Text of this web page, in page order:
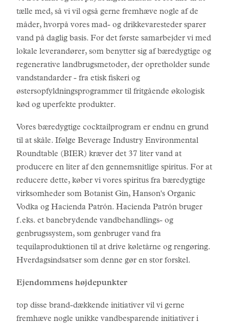
tælle med, så vi vil også gerne fremhæve nogle af de
måder, hvorpå vores mad- og drikkevaresteder sparer
vand på daglig basis. For det første samarbejder vi med
lokale leverandører, som benytter sig af bæredygtige og
regenerative landbrugsmetoder, der opretholder sunde
vandstandarder - fra etisk fiskeri og
østersopfyldningsprogrammer til fritgående økologisk
kød og uperfekte produkter.
Vores bæredygtige cocktailprogram er endnu en grund
til at skåle. Ifølge Beverage Industry Environmental
Roundtable (BIER) kræver det 37 liter vand at
producere en liter af den gennemsnitlige spiritus. For at
reducere dette, køber vi vores spiritus fra bæredygtige
virksomheder som Botanist Gin, Hanson's Organic
Vodka og Hacienda Patrón. Hacienda Patrón bruger
f.eks. et banebrydende vandbehandlings- og
genbrugssystem, som genbruger vand fra
tequilaproduktionen til at drive køletårne og rengøring.
Hverdagsindsatser som denne gør en stor forskel.
Ejendommens højdepunkter
top disse brand-dækkende initiativer vil vi gerne
fremhæve nogle unikke vandbesparende initiativer i